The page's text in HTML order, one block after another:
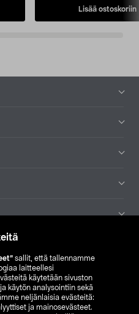
sallit, että tallennamme
laitteellesi
käytetään sivuston
käytön analysointiin sekä
neljänlaisia evästeitä:
ja mainosevästeet.
Lisää ostoskoriin
FI
SV